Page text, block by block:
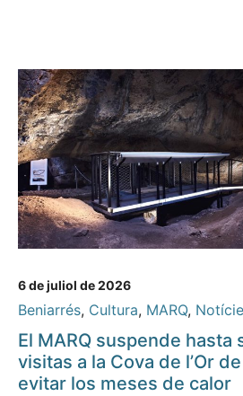
6 de juliol de 2026
Beniarrés, Cultura, MARQ,
El MARQ suspende hasta
visitas a la Cova de l’Or
evitar los meses de calor